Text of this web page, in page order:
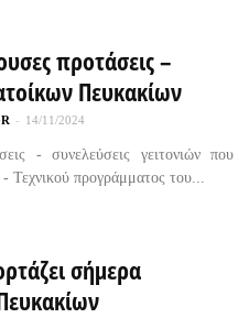
προτάσεις –
Πευκακίων
- 14/11/2024
- συνελεύσεις γειτονιών που
Τεχνικού προγράμματος του...
σήμερα